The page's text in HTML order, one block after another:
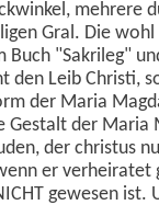
mehrere
Gral. Die
Buch "Sakrileg"
den Leib Christi,
der Maria
Gestalt der
der christus
er verheiratet
gewesen ist.